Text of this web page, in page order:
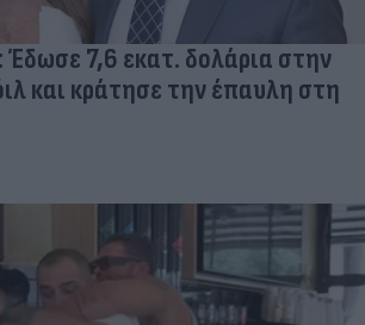
Έδωσε 7,6 εκατ. δολάρια στην
και κράτησε την έπαυλη στη